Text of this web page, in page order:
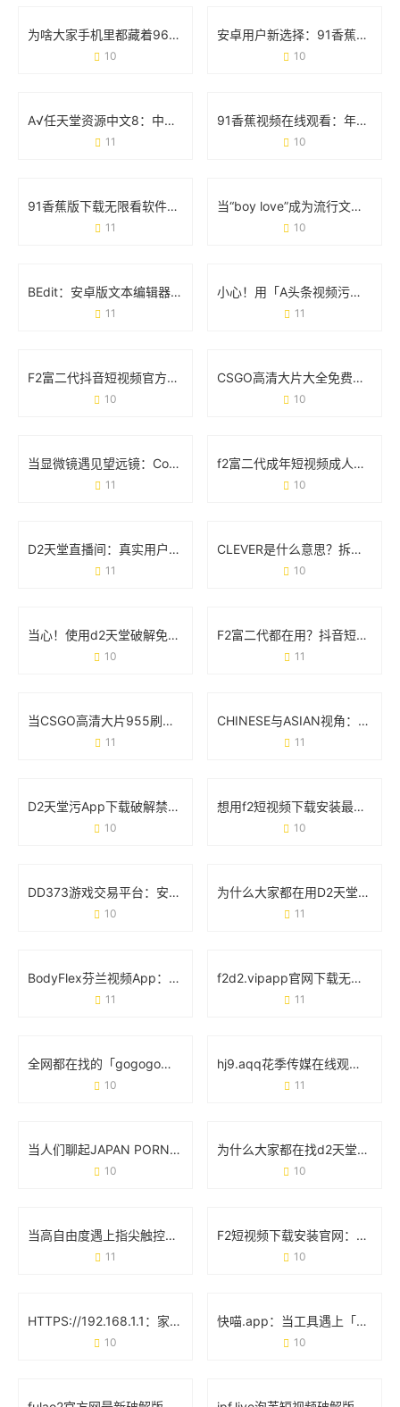
为啥大家手机里都藏着9612黄桃视频iOS？看完这几点你就懂了
10
安卓用户新选择：91香蕉app破解版免次数福利版体验报告
10
A√任天堂资源中文8：中文玩家的宝藏库与游戏生态革新
11
91香蕉视频在线观看：年轻人都在追的娱乐新阵地
10
91香蕉版下载无限看软件：用户关心的那些事儿
11
当“boy love”成为流行文化：那些你不可不知的日常现象
10
BEdit：安卓版文本编辑器的「轻量级」生存法则
11
小心！用「A头条视频污破解版百度云」的人现在都后悔了
11
F2富二代抖音短视频官方下载安装指南：安全获取与使用全攻略
10
CSGO高清大片大全免费观看：玩家的必备资源库与实战技巧
10
当显微镜遇见望远镜：Cosmos里藏着多少你不知道的事
11
f2富二代成年短视频成人版：一场流量狂欢下的争议与真相
10
D2天堂直播间：真实用户都在看什么？这些功能你可能不知道
11
CLEVER是什么意思？拆解它的多重含义与实用场景
10
当心！使用d2天堂破解免费版可能让你付出这些代价
10
F2富二代都在用？抖音短视频官方破解版到底是个啥？
11
当CSGO高清大片955刷屏时 玩家们到底在讨论什么？
11
CHINESE与ASIAN视角：GAY群体在XXX文化中的真实处境
11
D2天堂污App下载破解禁黄版背后：你需要知道的真相与风险
10
想用f2短视频下载安装最新版下载app？先看完这篇避坑指南！
10
DD373游戏交易平台：安全、高效与玩家信赖的虚拟经济枢纽
10
为什么大家都在用D2天堂成版人短视频app无限版？这5点说透了
11
BodyFlex芬兰视频App：重新定义你的健身方式
11
f2d2.vipapp官网下载无限看：你的随身娱乐宝库
11
全网都在找的「gogogo免费高清完整版」，到底有多香？
10
hj9.aqq花季传媒在线观看：年轻人的娱乐新选择
11
当人们聊起JAPAN PORN XXX时 他们究竟在关注什么？
10
为什么大家都在找d2天堂污app下载官网版？看完这篇你就懂了
10
当高自由度遇上指尖触控：聊聊**Honey Select2手机版**的真实体验
11
F2短视频下载安装官网：轻松获取官方资源，解锁海量视频玩法
10
HTTPS://192.168.1.1：家庭网络的“控制台”与使用避坑指南
10
快喵.app：当工具遇上「无感化」体验会发生什么？
10